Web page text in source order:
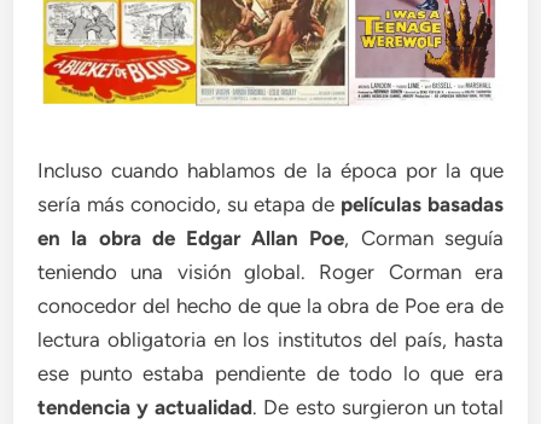
Incluso cuando hablamos de la época por la que
sería más conocido, su etapa de películas basadas
en la obra de Edgar Allan Poe, Corman seguía
teniendo una visión global. Roger Corman era
conocedor del hecho de que la obra de Poe era de
lectura obligatoria en los institutos del país, hasta
ese punto estaba pendiente de todo lo que era
tendencia y actualidad. De esto surgieron un total